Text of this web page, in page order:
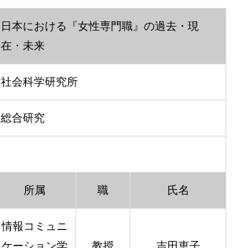
日本における『女性専門職』の過去・現
在・未来
社会科学研究所
総合研究
所属 職 氏名
情報コミュニ
ケーション学
教授 吉田恵子